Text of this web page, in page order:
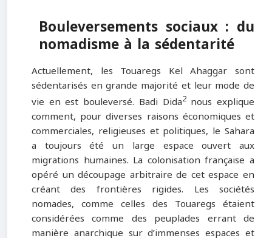
Bouleversements sociaux : du
nomadisme à la sédentarité
Actuellement, les Touaregs Kel Ahaggar sont
sédentarisés en grande majorité et leur mode de
vie en est bouleversé. Badi Dida2nous explique
comment, pour diverses raisons économiques et
commerciales, religieuses et politiques, le Sahara
a toujours été un large espace ouvert aux
migrations humaines. La colonisation française a
opéré un découpage arbitraire de cet espace en
créant des frontières rigides. Les sociétés
nomades, comme celles des Touaregs étaient
considérées comme des peuplades errant de
manière anarchique sur d’immenses espaces et